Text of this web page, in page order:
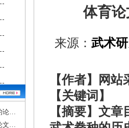
关于武术的成语（有关武术的论文题目）
徐浩峰的书（武术研究免费论文网）
体育
来源： 武术
【作者】网站
【关键词】
【摘要】文